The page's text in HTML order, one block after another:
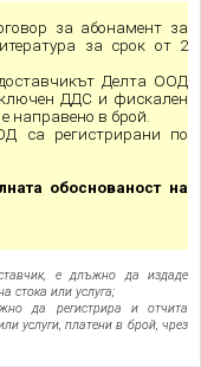
за абонамент за
за срок от 2
Делта ООД
ДДС и фискален
направено в брой.
са регистрирани по
обоснованост на
е длъжно да издаде
стока или услуга;
да регистрира и отчита
услуги, платени в брой, чрез